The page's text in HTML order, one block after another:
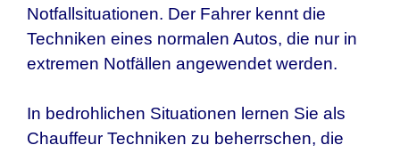
Notfallsituationen. Der Fahrer kennt die
Techniken eines normalen Autos, die nur in
extremen Notfällen angewendet werden.
In bedrohlichen Situationen lernen Sie als
Chauffeur Techniken zu beherrschen, die